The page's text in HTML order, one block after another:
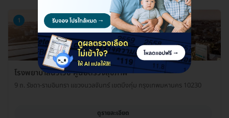
1
โรงพยาบาลนวเวช ศูนย์ตรวจสุขภาพ
9 ถ. รัชดา-รามอินทรา แขวงนวลจันทร์ เขตบึงกุ่ม กรุงเทพมหานคร 10230
ดูรายละเอียด